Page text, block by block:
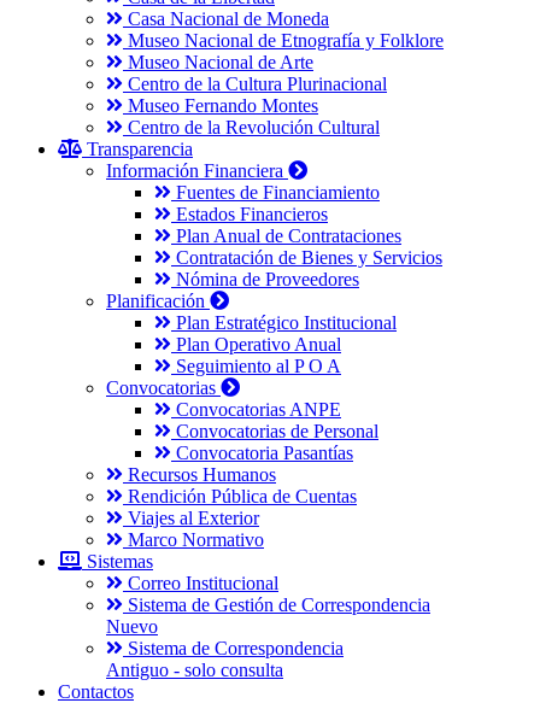
Casa Nacional de Moneda
Museo Nacional de Etnografía y Folklore
Museo Nacional de Arte
Centro de la Cultura Plurinacional
Museo Fernando Montes
Centro de la Revolución Cultural
Transparencia
Información Financiera
Fuentes de Financiamiento
Estados Financieros
Plan Anual de Contrataciones
Contratación de Bienes y Servicios
Nómina de Proveedores
Planificación
Plan Estratégico Institucional
Plan Operativo Anual
Seguimiento al P O A
Convocatorias
Convocatorias ANPE
Convocatorias de Personal
Convocatoria Pasantías
Recursos Humanos
Rendición Pública de Cuentas
Viajes al Exterior
Marco Normativo
Sistemas
Correo Institucional
Sistema de Gestión de Correspondencia
Nuevo
Sistema de Correspondencia
Antiguo - solo consulta
Contactos